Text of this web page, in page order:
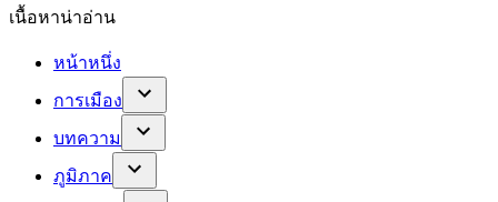
เนื้อหาน่าอ่าน
หน้าหนึ่ง
การเมือง
บทความ
ภูมิภาค